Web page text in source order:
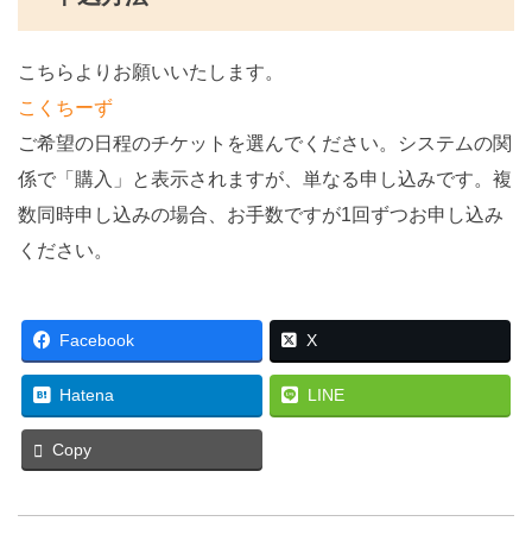
こちらよりお願いいたします。
こくちーず
ご希望の日程のチケットを選んでください。システムの関
係で「購入」と表示されますが、単なる申し込みです。複
数同時申し込みの場合、お手数ですが1回ずつお申し込み
ください。
Facebook X
Hatena LINE
Copy